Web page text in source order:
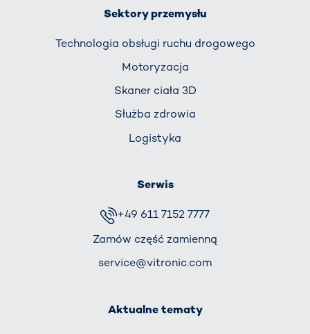
Sektory przemysłu
Technologia obsługi ruchu drogowego
Motoryzacja
Skaner ciała 3D
Służba zdrowia
Logistyka
Serwis
+49 611 7152 7777
Zamów część zamienną
service@vitronic.com
Aktualne tematy